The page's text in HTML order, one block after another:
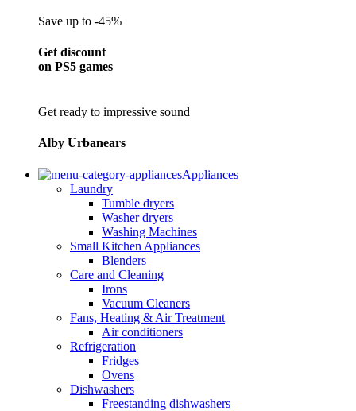
Save up to -45%
Get discount
on PS5 games
Get ready to impressive sound
Alby Urbanears
Appliances
Laundry
Tumble dryers
Washer dryers
Washing Machines
Small Kitchen Appliances
Blenders
Care and Cleaning
Irons
Vacuum Cleaners
Fans, Heating & Air Treatment
Air conditioners
Refrigeration
Fridges
Ovens
Dishwashers
Freestanding dishwashers